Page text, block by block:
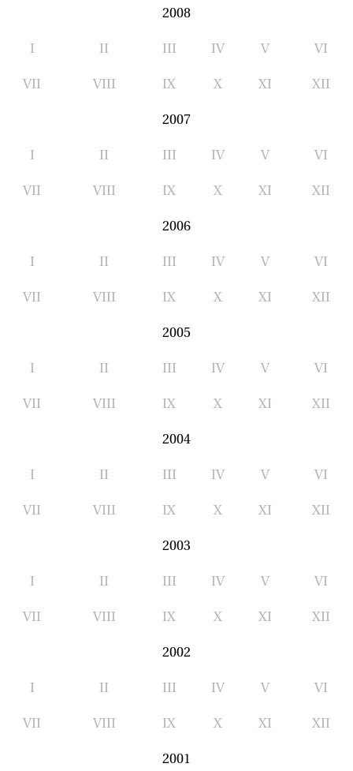
2008
I II III IV V VI
VII VIII IX X XI XII
2007
I II III IV V VI
VII VIII IX X XI XII
2006
I II III IV V VI
VII VIII IX X XI XII
2005
I II III IV V VI
VII VIII IX X XI XII
2004
I II III IV V VI
VII VIII IX X XI XII
2003
I II III IV V VI
VII VIII IX X XI XII
2002
I II III IV V VI
VII VIII IX X XI XII
2001